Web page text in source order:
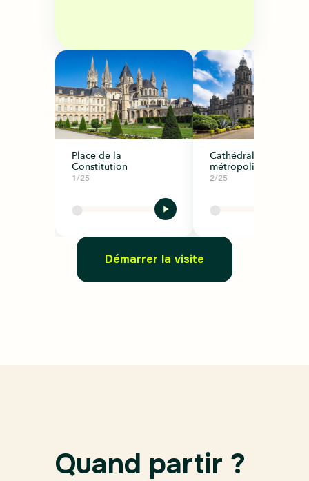
Place de la
Constitution
1/25
Cathédrale
métropolitaine
2/25
Démarrer la visite
Quand partir ?